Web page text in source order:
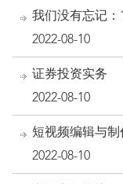
我们没有忘记：
2022-08-10
证券投资实务
2022-08-10
短视频编辑与制
2022-08-10